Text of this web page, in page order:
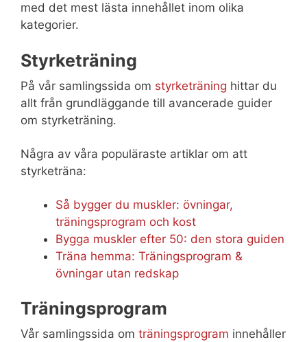
med det mest lästa innehållet inom olika
kategorier.
Styrketräning
På vår samlingssida om styrketräning hittar du
allt från grundläggande till avancerade guider
om styrketräning.
Några av våra populäraste artiklar om att
styrketräna:
Så bygger du muskler: övningar,
träningsprogram och kost
Bygga muskler efter 50: den stora guiden
Träna hemma: Träningsprogram &
övningar utan redskap
Träningsprogram
Vår samlingssida om träningsprogram innehåller